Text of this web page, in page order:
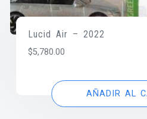
Lucid Air – 2022
$5,780.00
AÑADIR AL